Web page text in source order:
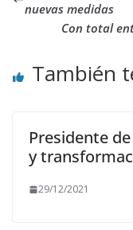
nuevas medidas
Con total
También
Presidente
y
29/12/2021